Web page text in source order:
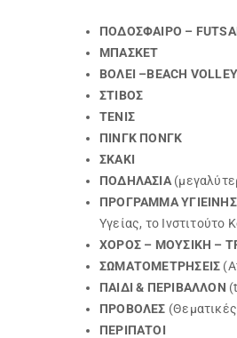
ΠΟΔΟΣΦΑΙΡΟ –
ΜΠΑΣΚΕΤ
ΒΟΛΕΙ –BEACH VOLLEY
ΣΤΙΒΟΣ
ΤΕΝΙΣ
ΠΙΝΓΚ ΠΟΝΓΚ
ΣΚΑΚΙ
ΠΟΔΗΛΑΣΙΑ
ΠΡΟΓΡΑΜΜΑ
Υγείας, το Ινστιτούτο
ΧΟΡΟΣ – ΜΟΥΣΙΚΗ –
ΣΩΜΑΤΟΜΕΤΡΗΣΕΙΣ
ΠΑΙΔΙ & ΠΕΡΙΒΑΛΛΟΝ
ΠΡΟΒΟΛΕΣ
ΠΕΡΙΠΑΤΟΙ